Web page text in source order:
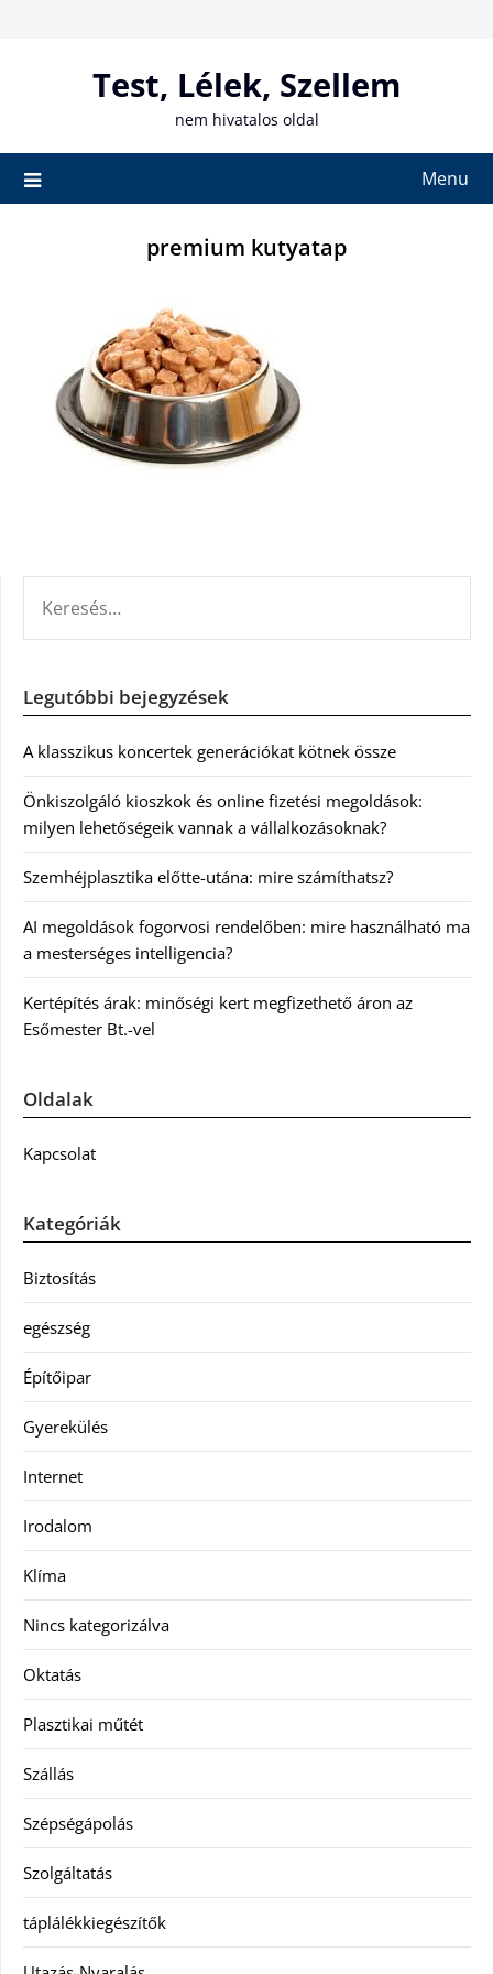
Test, Lélek, Szellem
nem hivatalos oldal
Menu
premium kutyatap
Legutóbbi bejegyzések
A klasszikus koncertek generációkat kötnek össze
Önkiszolgáló kioszkok és online fizetési megoldások:
milyen lehetőségeik vannak a vállalkozásoknak?
Szemhéjplasztika előtte-utána: mire számíthatsz?
AI megoldások fogorvosi rendelőben: mire használható ma
a mesterséges intelligencia?
Kertépítés árak: minőségi kert megfizethető áron az
Esőmester Bt.-vel
Oldalak
Kapcsolat
Kategóriák
Biztosítás
egészség
Építőipar
Gyerekülés
Internet
Irodalom
Klíma
Nincs kategorizálva
Oktatás
Plasztikai műtét
Szállás
Szépségápolás
Szolgáltatás
táplálékkiegészítők